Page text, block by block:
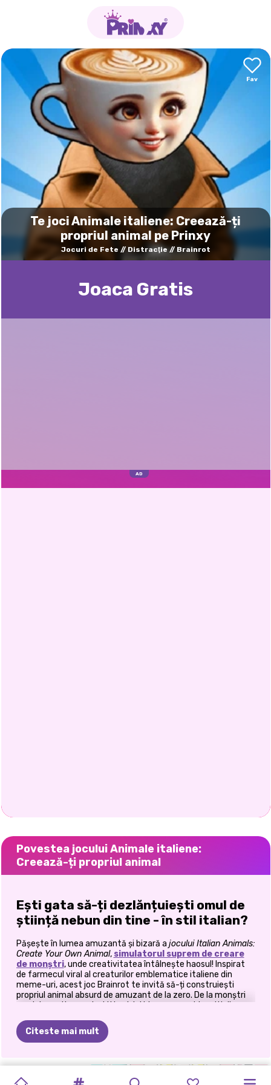
Te joci Animale italiene: Creează-ți
propriul animal pe Prinxy
Jocuri de Fete Distracţie Brainrot
Joaca Gratis
Povestea jocului Animale italiene:
Creează-ți propriul animal
Ești gata să-ți dezlănțuiești omul de
știință nebun din tine - în stil italian?
Pășește în lumea amuzantă și bizară a jocului Italian Animals:
Create Your Own Animal, simulatorul suprem de creare
de monștri, unde creativitatea întâlnește haosul! Inspirat
de farmecul viral al creaturilor emblematice italiene din
meme-uri, acest joc Brainrot te invită să-ți construiești
propriul animal absurd de amuzant de la zero. De la monștri
cu picioare tip spaghetti la pisici himere cu ochi multipli,
prin intermediul unuia dintre cele mai creative jocuri de pe
internet.
dezlănțuie-te
Citeste mai mult
ITALIAN
FĂ-ȚI
FETELE SUPER AVATARUL